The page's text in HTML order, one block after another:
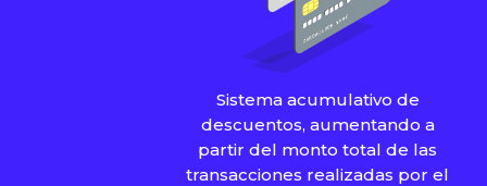
Sistema acumulativo de
descuentos, aumentando a
partir del monto total de las
transacciones realizadas por el